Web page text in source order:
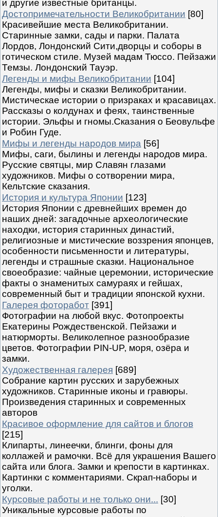
и другие известные британцы.
Достопримечательности Великобритании [80]
Красивейшие места Великобритании.
Старинные замки, сады и парки. Палата
Лордов, Лондонский Сити,дворцы и соборы в
готическом стиле. Музей мадам Тюссо. Пейзажи
Темзы. Лондонский Тауэр.
Легенды и мифы Великобритании [104]
Легенды, мифы и сказки Великобритании.
Мистическае истории о призраках и красавицах.
Рассказы о колдунах и феях, таинственные
истории. Эльфы и гномы.Сказания о Беовульфе
и Робин Гуде.
Мифы и легенды народов мира [56]
Мифы, саги, былины и легенды народов мира.
Русские святцы, мир Славян глазами
художников. Мифы о сотворении мира,
Кельтские сказания.
История и культура Японии [123]
История Японии с древнейших времен до
наших дней: загадочные археологические
находки, история старинных династий,
религиозные и мистические воззрения японцев,
особенности письменности и литературы,
легенды и страшные сказки. Национальное
своеобразие: чайные церемонии, исторические
факты о знаменитых самураях и гейшах,
современный быт и традиции японской кухни.
Галерея фоторабот [391]
Фотографии на любой вкус. Фотопроекты
Екатерины Рождественской. Пейзажи и
натюрморты. Великолепное разнообразие
цветов. Фотографии PIN-UP, моря, озёра и
замки.
Художественная галерея [689]
Собрание картин русских и зарубежных
художников. Старинные иконы и гравюры.
Произведения старинных и современных
авторов
Красивое оформление для сайтов и блогов
[215]
Клипарты, линеечки, блинги, фоны для
коллажей и рамочки. Всё для украшения Вашего
сайта или блога. Замки и крепости в картинках.
Картинки с комментариями. Скрап-наборы и
уголки.
Курсовые работы и не только они... [30]
Уникальные курсовые работы по